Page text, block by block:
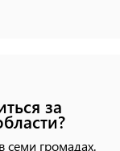
за
семи громадах.